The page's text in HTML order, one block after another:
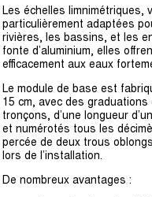
Les échelles limnimétriques,
particulièrement adaptées
rivières, les bassins, et les
fonte d’aluminium, elles
efficacement aux eaux
Le module de base est
15 cm, avec des
tronçons, d’une longueur
et numérotés tous les
percée de deux trous
lors de l’installation.
De nombreux avantages :